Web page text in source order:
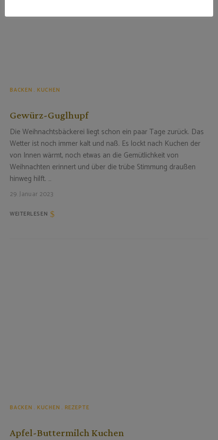
BACKEN KUCHEN
Gewürz-Guglhupf
Die Weihnachtsbäckerei liegt schon ein paar Tage zurück. Das
Wetter ist noch immer kalt und naß. Es lockt nach Kuchen der
von Innen wärmt, noch etwas an die Gemütlichkeit von
Weihnachten erinnert und über die trübe Stimmung draußen
hinweg hilft. …
29. Januar 2023
WEITERLESEN
BACKEN KUCHEN REZEPTE
Apfel-Buttermilch Kuchen